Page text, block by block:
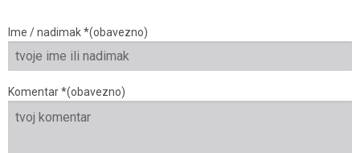
Ime / nadimak *(obavezno)
Komentar *(obavezno)